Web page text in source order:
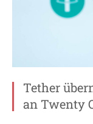
Tether
an Twenty